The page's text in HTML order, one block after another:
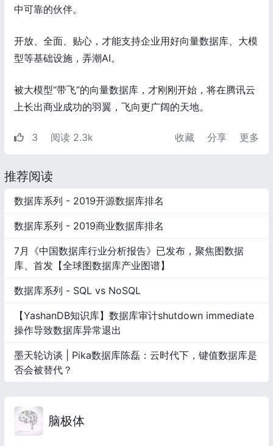
中可靠的伙伴。
开放、全面、贴心，才能支持企业用好向量数据库、大模
型等基础设施，弄潮AI。
被大模型“带飞”的向量数据库，才刚刚开始，将在腾讯云
上长出商业成功的羽翼，飞向更广阔的天地。
3 阅读 2.3k 收藏 分享 更多
推荐阅读
数据库系列 - 2019开源数据库排名
数据库系列 - 2019商业数据库排名
7月《中国数据库行业分析报告》已发布，聚焦图数据
库、首发【全球图数据库产业图谱】
数据库系列 - SQL vs NoSQL
【YashanDB知识库】数据库审计shutdown immediate
操作导致数据库异常退出
墨天轮访谈 | Pika数据库陈磊：云时代下，键值数据库是
否会被替代？
脑极体